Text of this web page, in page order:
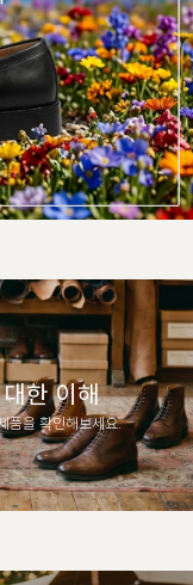
한 이해
품을 확인해보세요.